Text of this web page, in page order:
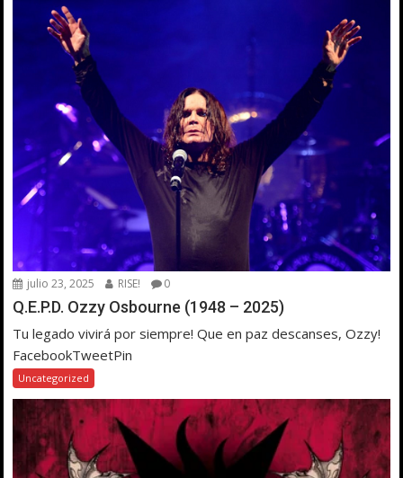
julio 23, 2025 RISE! 0
Q.E.P.D. Ozzy Osbourne (1948 – 2025)
Tu legado vivirá por siempre! Que en paz descanses, Ozzy!
FacebookTweetPin
Uncategorized